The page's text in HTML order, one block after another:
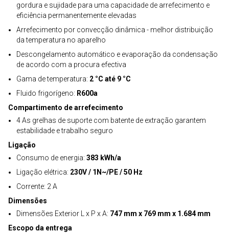
gordura e sujidade para uma capacidade de arrefecimento e
eficiência permanentemente elevadas
Arrefecimento por convecção dinâmica - melhor distribuição
da temperatura no aparelho
Descongelamento automático e evaporação da condensação
de acordo com a procura efectiva
Gama de temperatura: 2 °C até 9 °C
Fluido frigorígeno: R600a
Compartimento de arrefecimento
4 As grelhas de suporte com batente de extração garantem
estabilidade e trabalho seguro
Ligação
Consumo de energia: 383 kWh/a
Ligação elétrica: 230V / 1N~/PE / 50 Hz
Corrente: 2 A
Dimensões
Dimensões Exterior L x P x A: 747 mm x 769 mm x 1.684 mm
Escopo da entrega